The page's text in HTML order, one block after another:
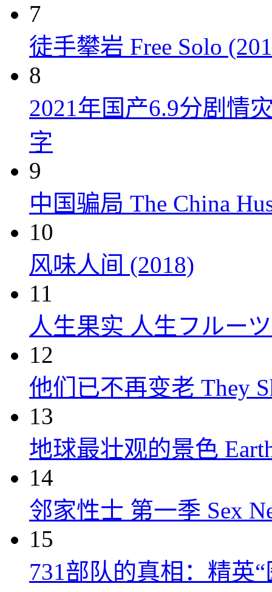
7
徒手攀岩 Free Solo
8
2021年国产6.9分剧情
字
9
中国骗局 The China
10
风味人间 (2018)
11
人生果实 人生フルー
12
他们已不再变老 They
13
地球最壮观的景色
14
邻家性士 第一季 Sex
15
731部队的真相：精英